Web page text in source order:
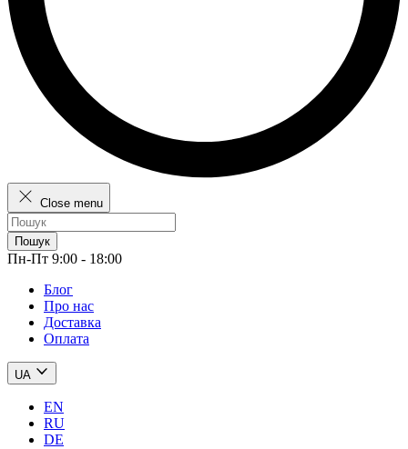
Close menu
Пошук
Пн-Пт 9:00 - 18:00
Блог
Про нас
Доставка
Оплата
UA
EN
RU
DE